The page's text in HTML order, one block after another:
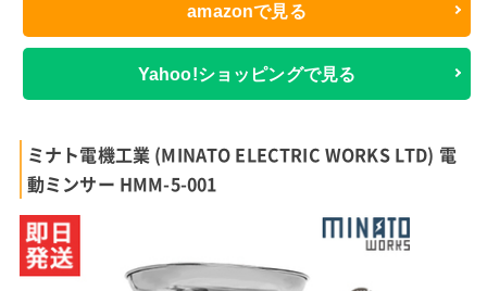
amazonで見る
Yahoo!ショッピングで見る
ミナト電機工業 (MINATO ELECTRIC WORKS LTD) 電
動ミンサー HMM-5-001